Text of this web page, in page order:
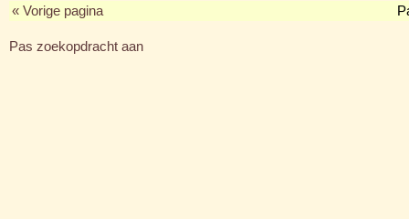
« Vorige pagina
Pas zoekopdracht aan